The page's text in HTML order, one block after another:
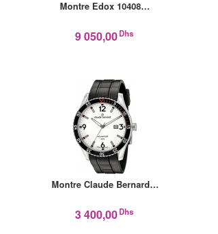
Montre Edox 10408…
9 050,00Dhs
Montre Claude Bernard…
3 400,00Dhs